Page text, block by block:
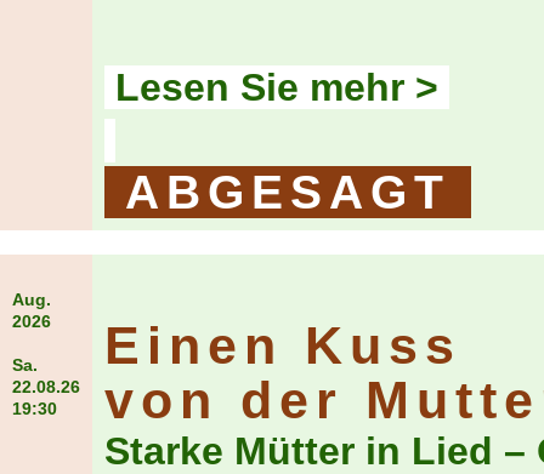
Lesen Sie mehr >
ABGESAGT
Aug.
2026
Sa.
22.08.26
19:30
Einen Kuss
von der
Starke Mütter in Lied –